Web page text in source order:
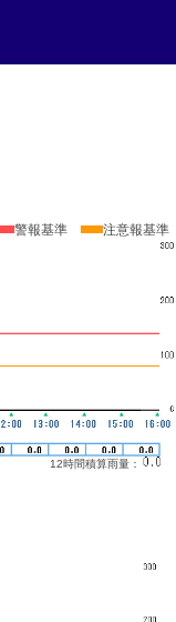
警報基準 注意報基準
12時間積算雨量：